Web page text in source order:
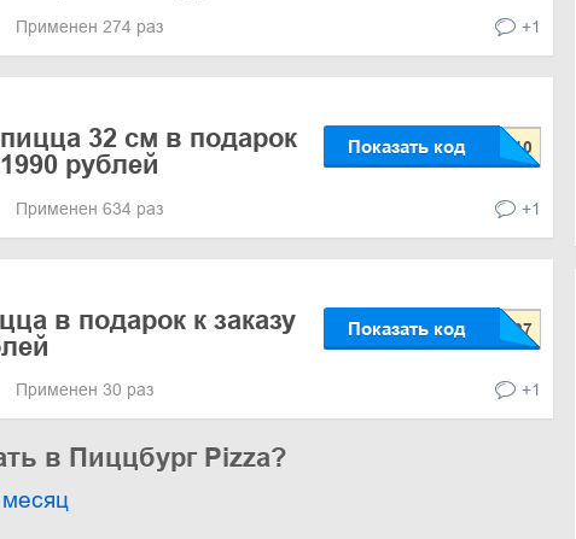
Применен 274 раз +1
32 см в подарок
рублей
Показать код
Применен 634 раз +1
в подарок к заказу
Показать код
Применен 30 раз +1
в Пиццбург Pizza?